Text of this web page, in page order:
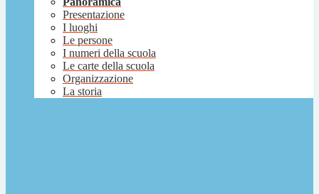
Presentazione
I luoghi
Le persone
I numeri della scuola
Le carte della scuola
Organizzazione
La storia